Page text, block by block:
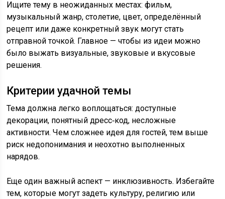
Ищите тему в неожиданных местах: фильм,
музыкальный жанр, столетие, цвет, определённый
рецепт или даже конкретный звук могут стать
отправной точкой. Главное — чтобы из идеи можно
было выжать визуальные, звуковые и вкусовые
решения.
Критерии удачной темы
Тема должна легко воплощаться: доступные
декорации, понятный дресс‑код, несложные
активности. Чем сложнее идея для гостей, тем выше
риск недопонимания и неохотно выполненных
нарядов.
Еще один важный аспект — инклюзивность. Избегайте
тем, которые могут задеть культуру, религию или